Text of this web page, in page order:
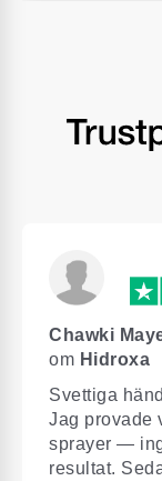
Chawki
om Hidroxa
Svettiga
Jag provade
sprayer —
resultat.